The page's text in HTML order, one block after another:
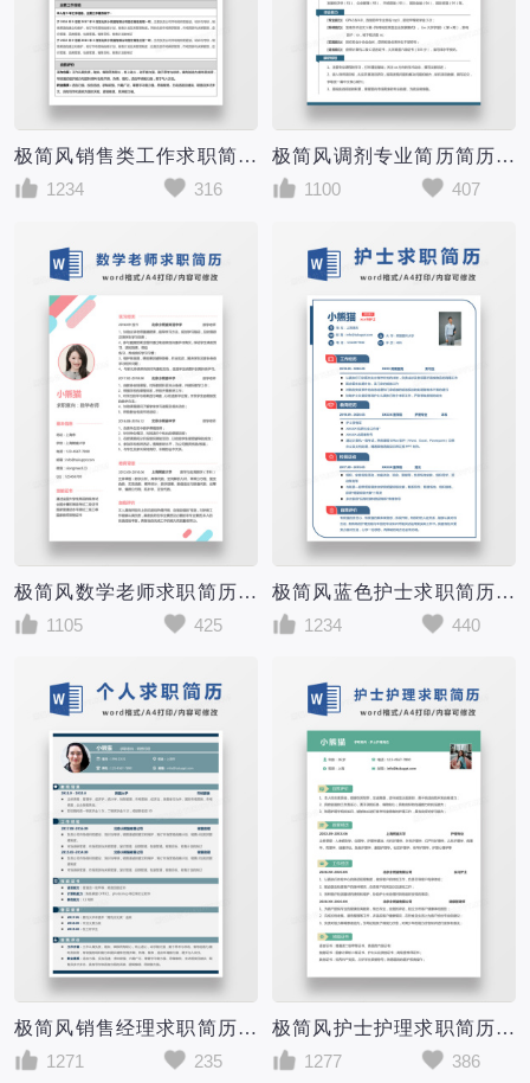
极简风销售类工作求职简历个人简历简历word简历
1234
316
极简风调剂专业简历简历个人简历简历word简历
1100
407
极简风数学老师求职简历个人简历简历word简历
1105
425
极简风蓝色护士求职简历个人简历简历word简历
1234
440
极简风销售经理求职简历个人简历简历word简历
1271
235
极简风护士护理求职简历个人简历简历word简历
1277
386